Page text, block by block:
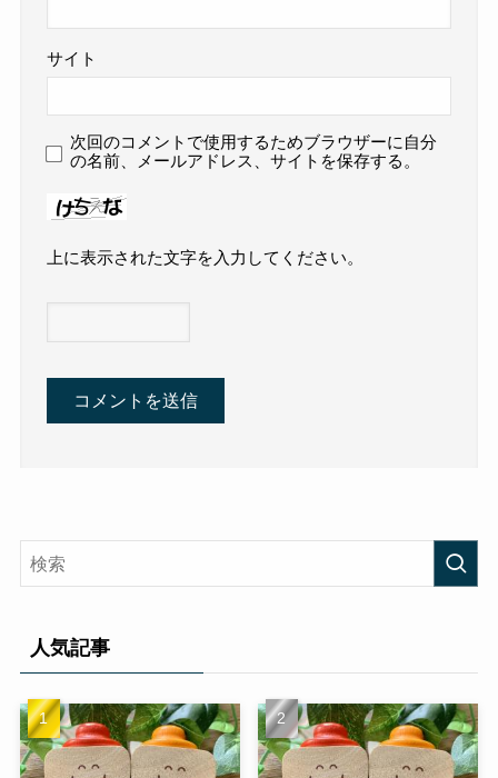
サイト
次回のコメントで使用するためブラウザーに自分
の名前、メールアドレス、サイトを保存する。
上に表示された文字を入力してください。
人気記事